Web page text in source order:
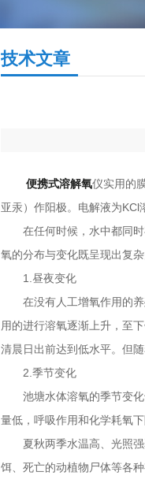
技术文章
便携式溶解氧仪实用的
亚汞）作阳极。电解液为KCl
在任何时候，水中都同时
氧的分布与变化既呈现出复
1.昼夜变化
在没有人工增氧作用的养
用的进行溶氧逐渐上升，至
清晨日出前达到低水平。但
2.季节变化
池塘水体溶氧的季节变化
量低，呼吸作用和化学耗氧
夏秋两季水温高、光照强
饵、死亡的动植物尸体等各